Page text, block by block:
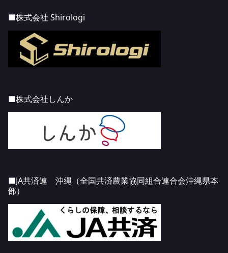
■株式会社 Shirologi
■株式会社しんか
■JA共済連 沖縄（全国共済農業協同組合連合会沖縄県本
部）